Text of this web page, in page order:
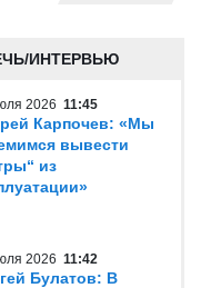
ИНТЕРВЬЮ
2026 11:45
Карпочев: «Мы
вывести
из
2026 11:42
Булатов: В